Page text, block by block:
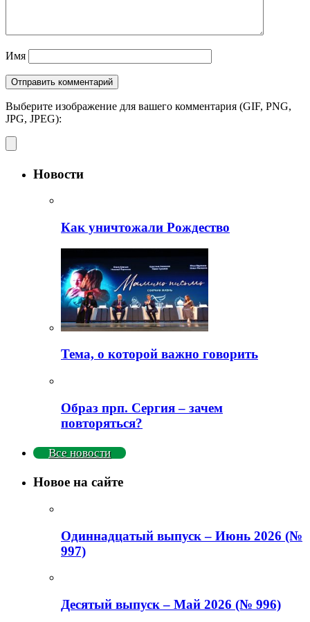
Имя
Выберите изображение для вашего комментария (GIF, PNG,
JPG, JPEG):
Новости
Как уничтожали Рождество
Тема, о которой важно говорить
Образ прп. Сергия – зачем
повторяться?
Все новости
Новое на сайте
Одиннадцатый выпуск – Июнь 2026 (№
997)
Деcятый выпуск – Май 2026 (№ 996)